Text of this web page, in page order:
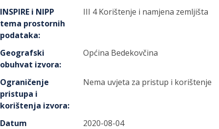
INSPIRE i NIPP
tema prostornih
podataka:
III 4 Korištenje i namjena zemljišta
Geografski
obuhvat izvora:
Općina Bedekovčina
Ograničenje
pristupa i
korištenja izvora:
Nema uvjeta za pristup i korištenje
Datum
2020-08-04